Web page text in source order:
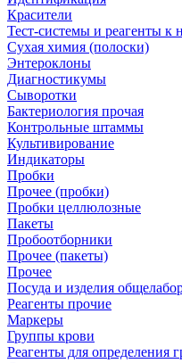
Красители
Тест-системы и реагенты к
Сухая химия (полоски)
Энтероклоны
Диагностикумы
Сыворотки
Бактериология прочая
Контрольные штаммы
Культивирование
Индикаторы
Пробки
Прочее (пробки)
Пробки целлюлозные
Пакеты
Пробоотборники
Прочее (пакеты)
Прочее
Посуда и изделия
Реагенты прочие
Маркеры
Группы крови
Реагенты для определения